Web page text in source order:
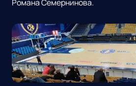
Романа Семернинова.